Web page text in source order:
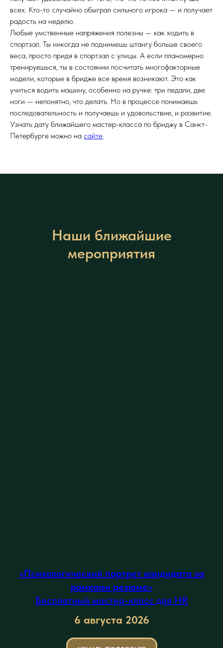
всех. Кто-то случайно обыграл сильного игрока — и получает
радость на неделю.
Любые умственные напряжения полезны — как ходить в
спортзал. Ты никогда не поднимешь штангу больше своего
веса, просто придя в спортзал с улицы. А если планомерно
тренируешься, ты в состоянии посчитать многофакторные
модели, которые в бридже все время возникают. Это как
учиться водить машину, особенно на ручке: три педали, две
ноги — непонятно, что делать. Но в процессе понимаешь
последовательность и получаешь и удовольствие, и развитие.
Узнать дату ближайшего мастер-класса по бриджу в Санкт-
Петербурге можно на сайте.
Наши ближайшие
мероприятия
«Психологический портрет кандидата за
рамками резюме»
Бесплатный мастер-класс для HR
6 августа 2026